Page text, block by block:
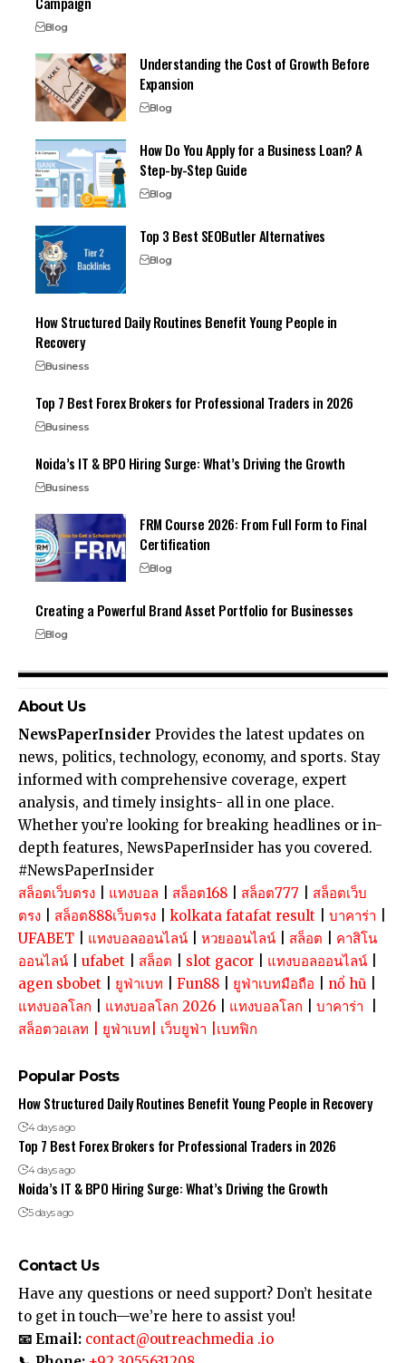
Blog
Understanding the Cost of Growth Before
Expansion
Blog
How Do You Apply for a Business Loan? A
Step-by-Step Guide
Blog
Top 3 Best SEOButler Alternatives
Blog
How Structured Daily Routines Benefit Young People in
Recovery
Business
Top 7 Best Forex Brokers for Professional Traders in 2026
Business
Noida’s IT & BPO Hiring Surge: What’s Driving the Growth
Business
FRM Course 2026: From Full Form to Final
Certification
Blog
Creating a Powerful Brand Asset Portfolio for Businesses
Blog
About Us
NewsPaperInsider Provides the latest updates on
news, politics, technology, economy, and sports. Stay
informed with comprehensive coverage, expert
analysis, and timely insights- all in one place.
Whether you’re looking for breaking headlines or in-
depth features, NewsPaperInsider has you covered.
#NewsPaperInsider
สล็อตเว็บตรง
แทงบอล สล็อต168 สล็อต777
สล็อตเว็บ
ตรง
สล็อต888เว็บตรง kolkata fatafat result บาคาร่า
UFABET
แทงบอลออนไลน์ หวยออนไลน์ สล็อต
คาสิโน
ออนไลน์
ufabet สล็อต slot gacor แทงบอลออนไลน์
agen sbobet
ยูฟ่าเบท Fun88 ยูฟ่าเบทมือถือ nổ hũ
แทงบอลโลก
แทงบอลโลก 2026 แทงบอลโลก บาคาร่า
สล็อตวอเลท
ยูฟ่าเบท เว็บยูฟ่า เบทฟิก
Popular Posts
How Structured Daily Routines Benefit Young People in Recovery
4 days ago
Top 7 Best Forex Brokers for Professional Traders in 2026
4 days ago
Noida’s IT & BPO Hiring Surge: What’s Driving the Growth
5 days ago
Contact Us
Have any questions or need support? Don’t hesitate
to get in touch—we’re here to assist you!
📧 Email: contact@outreachmedia .io